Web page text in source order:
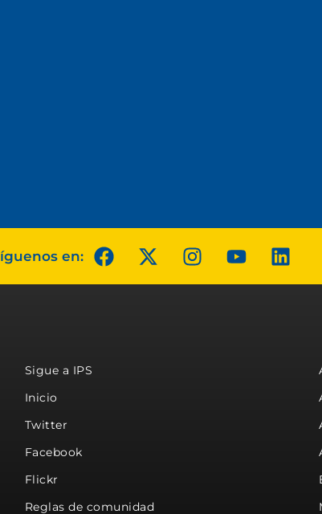
en:
Sigue a IPS
Inicio
Twitter
Facebook
Flickr
Reglas de comunidad